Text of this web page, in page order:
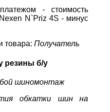
- стоимость
N`Priz 4S - минус
товара: Получатель
резины б/у
шиномонтаж
обкатки шин на